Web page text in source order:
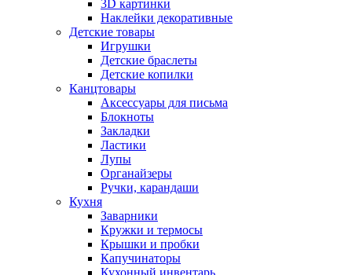
3D картинки
Наклейки декоративные
Детские товары
Игрушки
Детские браслеты
Детские копилки
Канцтовары
Аксессуары для письма
Блокноты
Закладки
Ластики
Лупы
Органайзеры
Ручки, карандаши
Кухня
Заварники
Кружки и термосы
Крышки и пробки
Капучинаторы